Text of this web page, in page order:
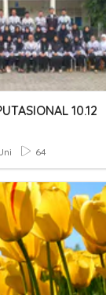
10.12
64